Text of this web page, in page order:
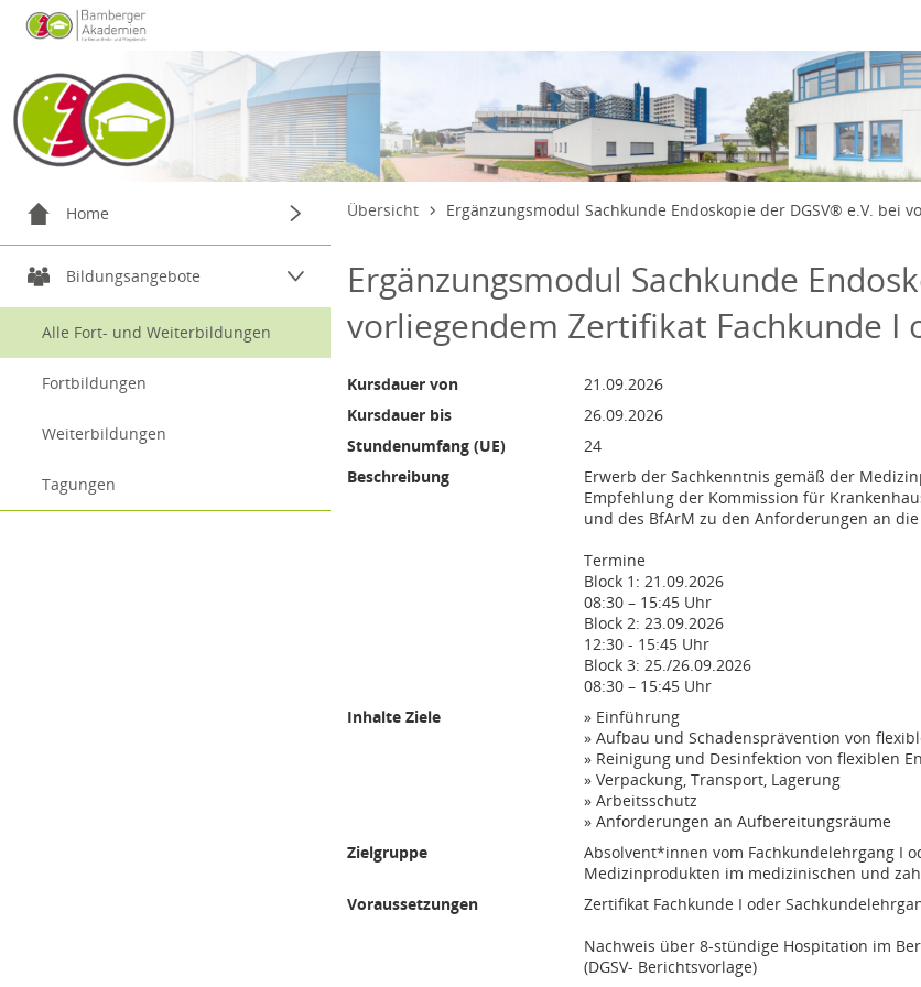
Home
Willkommen
Bildungsangebote
Alle Fort- und Weiterbildungen
Fortbildungen
Weiterbildungen
Tagungen
Übersicht Ergänzungsmodul Sachkunde Endoskopie der DGSV® e.V. bei
Ergänzungsmodul Sachkunde
vorliegendem Zertifikat Fachkunde I
Datentabelle mit 1 Zeilen und 14 Spalten
Kursdauer von 21.09.2026, 00:00:00 Koordinierte Weltzeit
21.09.2026
Kursdauer bis
26.09.2026, 00:00:00 Koordinierte Weltzeit
26.09.2026
Stundenumfang (UE)
24
Beschreibung
Erwerb der Sachkenntnis gemäß der
Empfehlung der Kommission für
und des BfArM zu den Anforderungen an
Termine
Block 1: 21.09.2026
08:30 – 15:45 Uhr
Block 2: 23.09.2026
12:30 - 15:45 Uhr
Block 3: 25./26.09.2026
08:30 – 15:45 Uhr
Inhalte Ziele
» Einführung
» Aufbau und Schadensprävention von
» Reinigung und Desinfektion von flexiblen
» Verpackung, Transport, Lagerung
» Arbeitsschutz
» Anforderungen an Aufbereitungsräume
Zielgruppe
Absolvent*innen vom Fachkundelehrgang I
Medizinprodukten im medizinischen und
Voraussetzungen
Zertifikat Fachkunde I oder
Nachweis über 8-stündige Hospitation im
(DGSV- Berichtsvorlage)
20. September bis 25. September 2026